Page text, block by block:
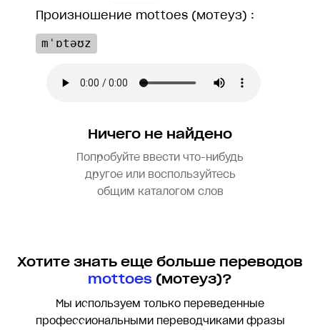
Произношение mottoes (мотеуз) :
mˈɒtəʊz
Ничего не найдено
Попробуйте ввести что-нибудь
другое или воспользуйтесь
общим каталогом слов
Хотите знать еще больше переводов
mottoes (мотеуз)?
Мы используем только переведенные
профессиональными переводчиками фразы